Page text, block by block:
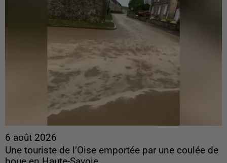
6 août 2026
Une touriste de l’Oise emportée par une coulée de